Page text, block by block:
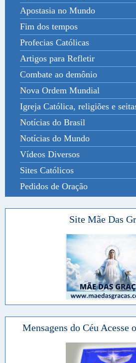
Apostasia no Mundo
Fim dos tempos
Profecias Católicas
Artigos para Refletir
Combate ao demônio
Nova Ordem Mundial
Igreja Católica, religiões e
Notícias do Brasil
Notícias do Mundo
Vídeos Diversos
Sites Católicos
Pedidos de Oração
Site Mãe Das
Mensagens do Céu Acesse